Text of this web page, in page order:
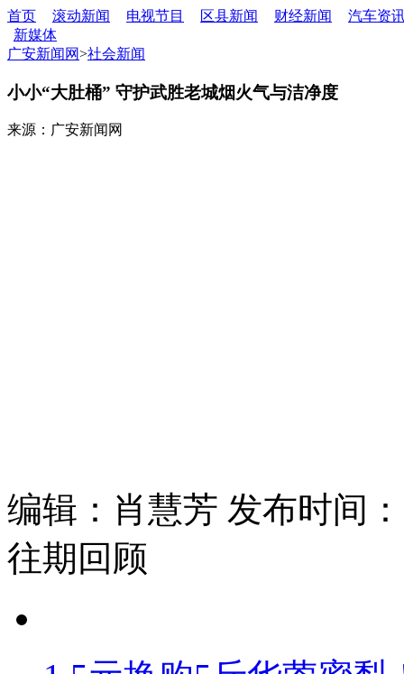
首页 滚动新闻 电视节目 区县新闻 财经新闻
汽车资
新媒体
广安新闻网>社会新闻
小小“大肚桶” 守护武胜老城烟火气与洁净度
来源：广安新闻网
编辑：肖慧芳 发布时间
往期回顾